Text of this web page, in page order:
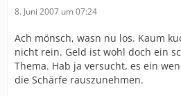
8. Juni 2007 um 07:24
Ach mönsch, wasn nu los. Kaum
nicht rein. Geld ist wohl doch ein
Thema. Hab ja versucht, es ein
die Schärfe rauszunehmen.